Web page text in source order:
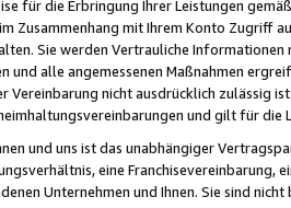
für die Erbringung Ihrer Leistungen
Zusammenhang mit Ihrem Konto
Sie werden Vertrauliche
und alle angemessenen Maßnahmen
Vereinbarung nicht ausdrücklich zulässig
und gilt für die
und uns ist das unabhängiger
eine Franchisevereinbarung,
Unternehmen und Ihnen. Sie sind